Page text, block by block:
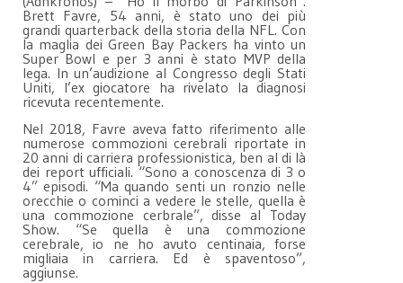
Brett Favre, 54 anni, è stato uno dei più
grandi quarterback della storia della NFL. Con
la maglia dei Green Bay Packers ha vinto un
Super Bowl e per 3 anni è stato MVP della
lega. In un’audizione al Congresso degli Stati
Uniti, l’ex giocatore ha rivelato la diagnosi
ricevuta recentemente.
Nel 2018, Favre aveva fatto riferimento alle
numerose commozioni cerebrali riportate in
20 anni di carriera professionistica, ben al di là
dei report ufficiali. “Sono a conoscenza di 3 o
4” episodi. “Ma quando senti un ronzio nelle
orecchie o cominci a vedere le stelle, quella è
una commozione cerbrale”, disse al Today
Show. “Se quella è una commozione
cerebrale, io ne ho avuto centinaia, forse
migliaia in carriera. Ed è spaventoso”,
aggiunse.